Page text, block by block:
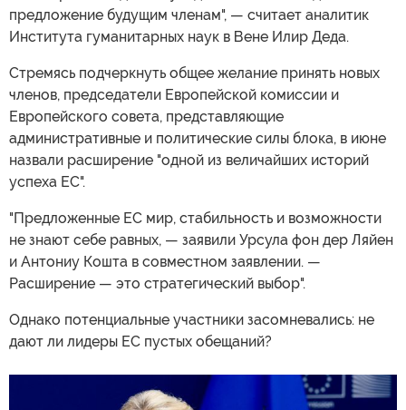
предложение будущим членам", — считает аналитик
Института гуманитарных наук в Вене Илир Деда.
Стремясь подчеркнуть общее желание принять новых
членов, председатели Европейской комиссии и
Европейского совета, представляющие
административные и политические силы блока, в июне
назвали расширение "одной из величайших историй
успеха ЕС".
"Предложенные ЕС мир, стабильность и возможности
не знают себе равных, — заявили Урсула фон дер Ляйен
и Антониу Кошта в совместном заявлении. —
Расширение — это стратегический выбор".
Однако потенциальные участники засомневались: не
дают ли лидеры ЕС пустых обещаний?